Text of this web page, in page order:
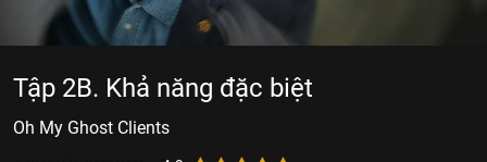
Tập 2B. Khả năng đặc biệt
Oh My Ghost Clients